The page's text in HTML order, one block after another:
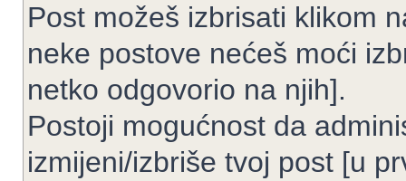
Post možeš izbrisati klikom
neke postove nećeš moći
netko odgovorio na njih].
Postoji mogućnost da
izmijeni/izbriše tvoj post [u